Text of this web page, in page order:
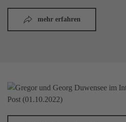
mehr erfahren